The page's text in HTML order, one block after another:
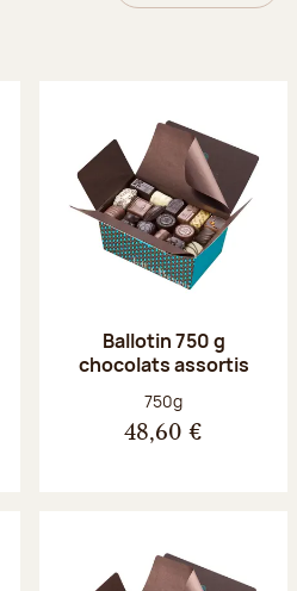
Ballotin 750 g
chocolats assortis
Poids net :
750g
48,60 €